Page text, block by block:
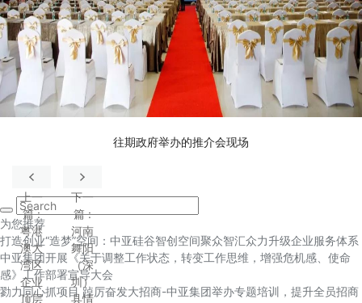
往期政府举办的推介会现场
上一
篇:
粤港
澳大
湾区
企业
顶层
下一
篇:
河南
舞阳
（深
圳）
县情
为您推荐
打造创业“造梦”空间：中亚硅谷智创空间聚众智汇众力升级企业服务体系
中亚集团开展《关于调整工作状态，转变工作思维，增强危机感、使命
感》工作部署宣导大会
勠力同心抓项目 踔厉奋发大招商-中亚集团举办专题培训，提升全员招商